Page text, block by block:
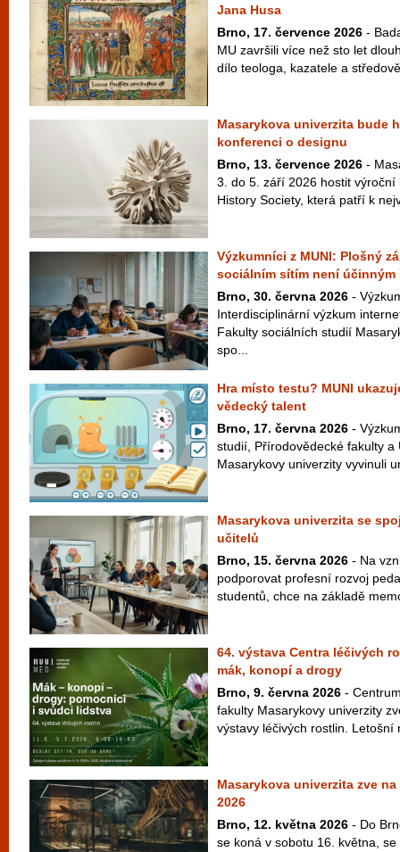
Jana Husa
Brno, 17. července 2026 -
MU završili více než sto let
dílo teologa, kazatele a
Masarykova univerzita bude
konferenci o designu
Brno, 13. července 2026 -
3. do 5. září 2026 hostit
History Society, která patří k
Výzkumníci z MUNI: Plošný
sociálním sítím není účinným
Brno, 30. června 2026 -
Interdisciplinární výzkum
Fakulty sociálních studií
spo...
Hra místo testu? MUNI
vědecký talent
Brno, 17. června 2026 -
studií, Přírodovědecké fakulty a
Masarykovy univerzity vyvinuli
Masarykova univerzita se
učitelů
Brno, 15. června 2026 - Na
podporovat profesní rozvoj
studentů, chce na základě
64. výstava Centra léčivých
mák, konopí a drogy
Brno, 9. června 2026 -
fakulty Masarykovy univerzity
výstavy léčivých rostlin. Letošní
Masarykova univerzita zve
2026
Brno, 12. května 2026 - Do
se koná v sobotu 16. května,